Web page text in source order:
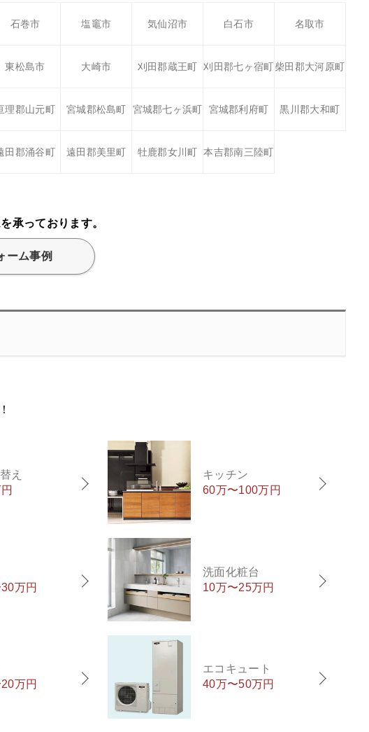
石巻市 塩竈市 気仙沼市 白石市 名取市
東松島市 大崎市 刈田郡蔵王町 刈田郡七ヶ宿町柴田郡大河原町
理郡山元町 宮城郡松島町 宮城郡七ヶ浜町 宮城郡利府町 黒川郡大和町
田郡涌谷町 遠田郡美里町 牡鹿郡女川町 本吉郡南三陸町
承っております。
ーム事例
え
キッチン
60万〜100万円
万円
洗面化粧台
10万〜25万円
万円
エコキュート
40万〜50万円